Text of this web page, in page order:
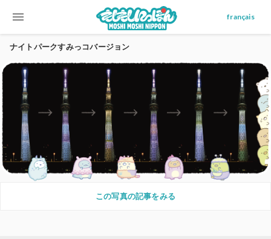
menu français
ナイトパークすみっコバージョン
この写真の記事をみる